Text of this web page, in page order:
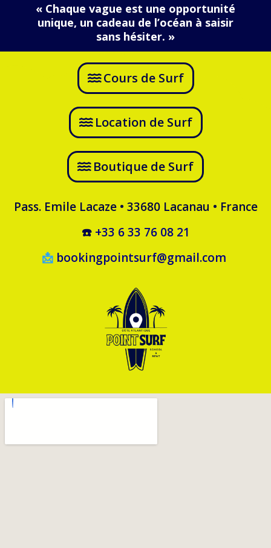
« Chaque vague est une opportunité
unique, un cadeau de l’océan à saisir
sans hésiter. »
Cours de Surf
Location de Surf
Boutique de Surf
Pass. Emile Lacaze • 33680 Lacanau • France
☎️ +33 6 33 76 08 21
📩 bookingpointsurf@gmail.com